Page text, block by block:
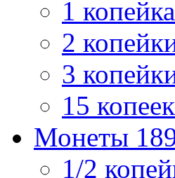
1 копейка
2
3
15 копеек
Монеты
1/2